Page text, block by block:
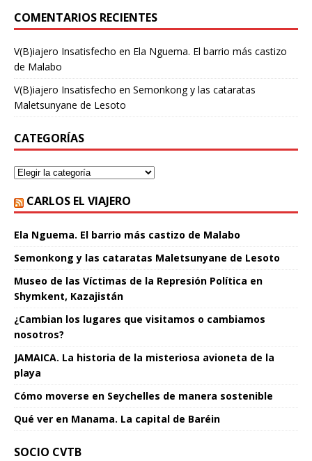
COMENTARIOS RECIENTES
V(B)iajero Insatisfecho en Ela Nguema. El barrio más castizo
de Malabo
V(B)iajero Insatisfecho en Semonkong y las cataratas
Maletsunyane de Lesoto
CATEGORÍAS
CARLOS EL VIAJERO
Ela Nguema. El barrio más castizo de Malabo
Semonkong y las cataratas Maletsunyane de Lesoto
Museo de las Víctimas de la Represión Política en
Shymkent, Kazajistán
¿Cambian los lugares que visitamos o cambiamos
nosotros?
JAMAICA. La historia de la misteriosa avioneta de la
playa
Cómo moverse en Seychelles de manera sostenible
Qué ver en Manama. La capital de Baréin
SOCIO CVTB